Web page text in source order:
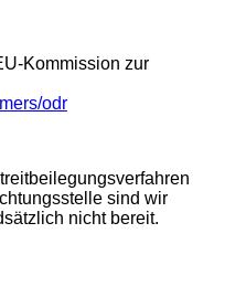
Kommission zur
odr
sind wir
nicht bereit.